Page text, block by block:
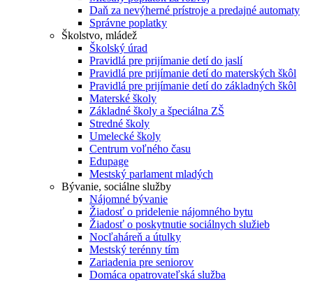
Daň za nevýherné prístroje a predajné automaty
Správne poplatky
Školstvo, mládež
Školský úrad
Pravidlá pre prijímanie detí do jaslí
Pravidlá pre prijímanie detí do materských škôl
Pravidlá pre prijímanie detí do základných škôl
Materské školy
Základné školy a špeciálna ZŠ
Stredné školy
Umelecké školy
Centrum voľného času
Edupage
Mestský parlament mladých
Bývanie, sociálne služby
Nájomné bývanie
Žiadosť o pridelenie nájomného bytu
Žiadosť o poskytnutie sociálnych služieb
Nocľaháreň a útulky
Mestský terénny tím
Zariadenia pre seniorov
Domáca opatrovateľská služba